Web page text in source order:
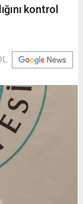
kontrol